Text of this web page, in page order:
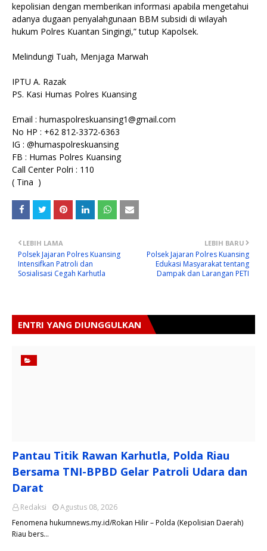
kepolisian dengan memberikan informasi apabila mengetahui
adanya dugaan penyalahgunaan BBM subsidi di wilayah
hukum Polres Kuantan Singingi,” tutup Kapolsek.
Melindungi Tuah, Menjaga Marwah
IPTU A. Razak
PS. Kasi Humas Polres Kuansing
Email : humaspolreskuansing1@gmail.com
No HP : +62 812-3372-6363
IG : @humaspolreskuansing
FB : Humas Polres Kuansing
Call Center Polri : 110
( Tina )
LEBIH BARU
Polsek Jajaran Polres Kuansing
Edukasi Masyarakat tentang
Dampak dan Larangan PETI
LEBIH LAMA
Polsek Jajaran Polres Kuansing
Intensifkan Patroli dan
Sosialisasi Cegah Karhutla
ENTRI YANG DIUNGGULKAN
Pantau Titik Rawan Karhutla, Polda Riau
Bersama TNI-BPBD Gelar Patroli Udara dan
Darat
Redaksi
Agustus 08, 2026
Fenomena hukumnews.my.id/Rokan Hilir – Polda (Kepolisian Daerah)
Riau bers…